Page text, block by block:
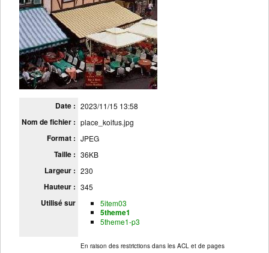
Date : 2023/11/15 13:58
Nom de fichier : place_koifus.jpg
Format : JPEG
Taille : 36KB
Largeur : 230
Hauteur : 345
Utilisé sur 5item03
5theme1
5theme1-p3
En raison des restrictions dans les ACL et de pages